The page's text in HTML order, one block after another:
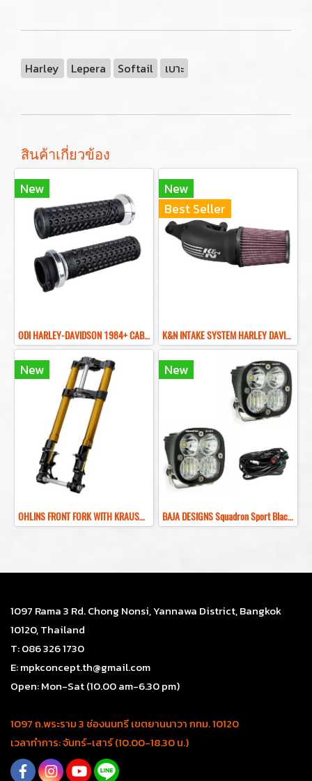
Harley Lepera Softail เบาะ
สินค้าเกี่ยวข้อง
New
ODI HARLEY-DAVIDSON 1984+ CABLE VANS V-TWIN LOCK-ON GRIP SET-ปลอกมือแต่งฮาเล่ย์
New
Best Seller
K&N INTAKE SYSTEM HARLEY DAVIDSON M8 กรองอากาศแต่ง KN สำหรับรถฮาเล่ย์ Touring Softail
New
OHLINS FRONT FORK WITH KRAUSMOTO KR8 INVERTED FRONT END KIT HARLEY TOURING โช็คหน้าฮาเล่ย์สีทอง ดำ
New
BAJA DESIGNS Squadron Sport Black LED Auxiliary Light Pod Pair–Universal WHITE สปอร์ตไลท์
1097 Rama 3 Rd. Chong Nonsi, Yannawa District, Bangkok
10120, Thailand
T: 086 326 1730
E: mpkconcept.th@gmail.com
Open: Mon-Sat (10.00 am-6.30 pm)
1097 ถ.พระราม 3 ช่องนนทรี เขตยานนาวา กทม. 10120
เวลาทำการ: จันทร์-เสาร์ (10.00-18.30 น.)